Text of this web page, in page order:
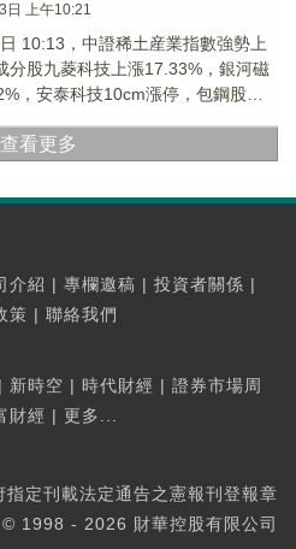
日 上午10:21
10:13，中證稀土産業指數強勢上
分股九菱科技上漲17.33%，銀河磁
，安泰科技10cm漲停，包鋼股
查看更多
介紹 | 專欄邀稿 | 投資者關係 |
策 | 聯絡我們
| 新時空 | 時代財經 | 證券市場周
財經 | 更多...
指定刊載法定通告之憲報刊登報章
1998 - 2026 財華控股有限公司